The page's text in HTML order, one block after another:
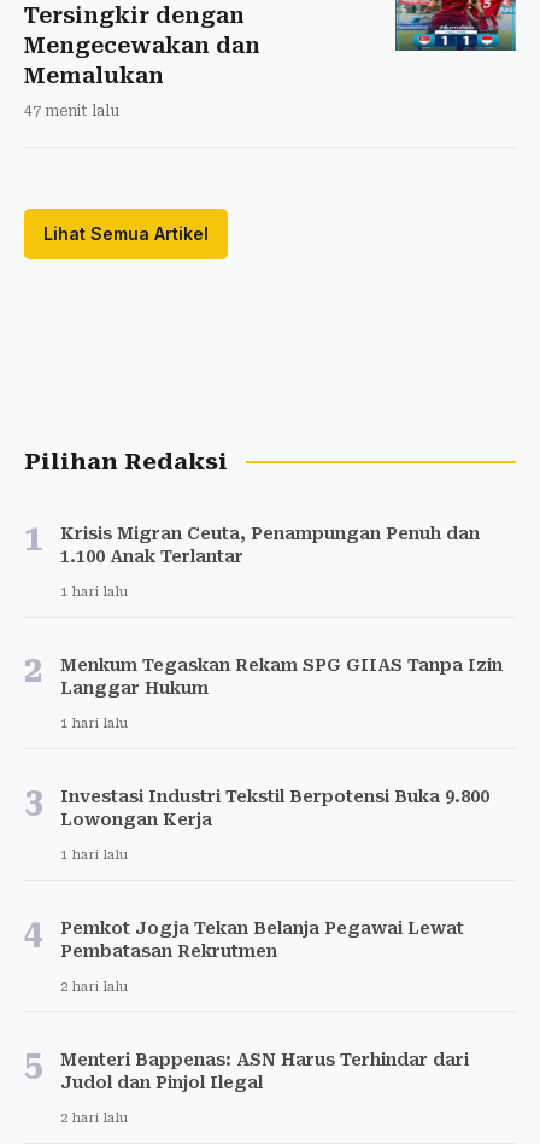
Tersingkir dengan
Mengecewakan dan
Memalukan
47 menit lalu
Lihat Semua Artikel
Pilihan Redaksi
1
Krisis Migran Ceuta, Penampungan Penuh dan
1.100 Anak Terlantar
1 hari lalu
2
Menkum Tegaskan Rekam SPG GIIAS Tanpa Izin
Langgar Hukum
1 hari lalu
3
Investasi Industri Tekstil Berpotensi Buka 9.800
Lowongan Kerja
1 hari lalu
4
Pemkot Jogja Tekan Belanja Pegawai Lewat
Pembatasan Rekrutmen
2 hari lalu
5
Menteri Bappenas: ASN Harus Terhindar dari
Judol dan Pinjol Ilegal
2 hari lalu